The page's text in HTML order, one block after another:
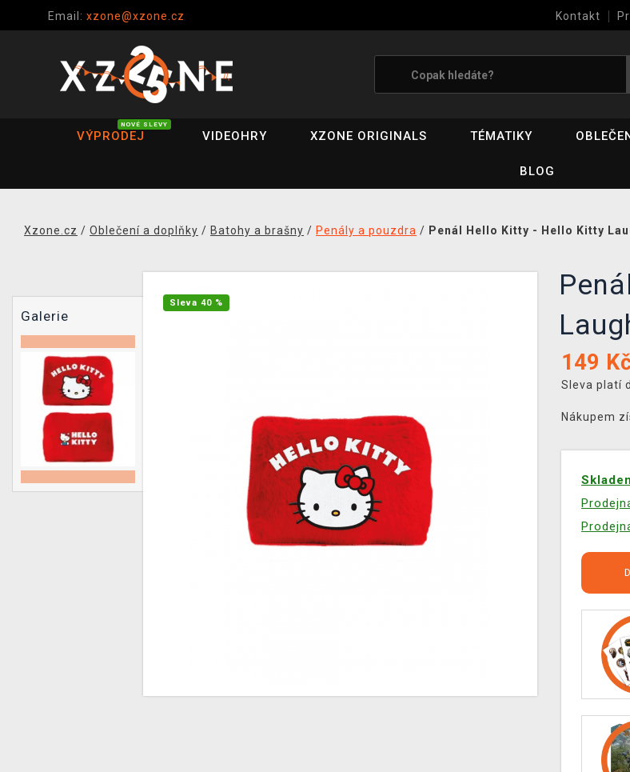
Email: xzone@xzone.cz Kontakt
VÝPRODEJ
NOVÉ SLEVY
VIDEOHRY XZONE ORIGINALS TÉMATIKY
BLOG
Xzone.cz / Oblečení a doplňky / Batohy a brašny / Penály a pouzdra / Penál Hello Kitty - Hello Kitty
Galerie
Sleva 40 %
149
Sleva platí
Nákupem